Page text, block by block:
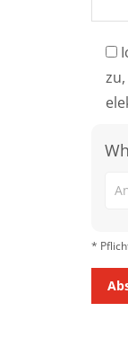
for
+
*